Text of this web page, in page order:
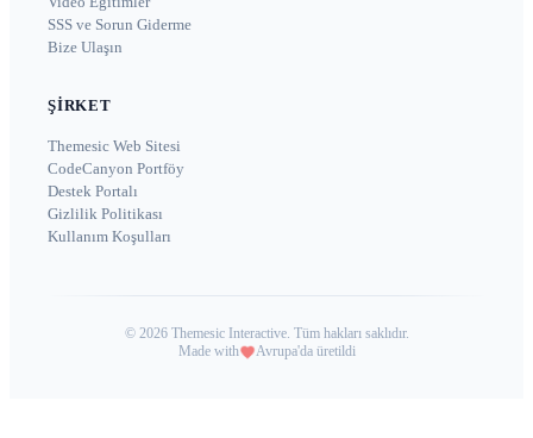
SSS ve Sorun Giderme
Bize Ulaşın
ŞIRKET
Themesic Web Sitesi
CodeCanyon Portföy
Destek Portalı
Gizlilik Politikası
Kullanım Koşulları
© 2026 Themesic Interactive. Tüm hakları saklıdır.
Made with
Avrupa'da üretildi